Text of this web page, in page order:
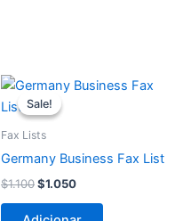
Sale!
Sale!
Fax Lists
Germany Business Fax List
$1.100
O
preço
original
$1.100.
$1.050
O